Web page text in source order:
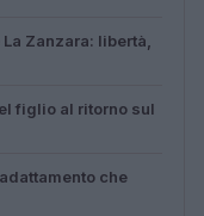
Zanzara: libertà,
figlio al ritorno sul
che